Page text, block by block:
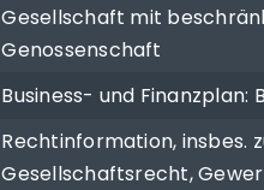
Gesellschaft mit
Genossenschaft
Business- und Finanzplan:
Rechtinformation, insbes.
Gesellschaftsrecht,